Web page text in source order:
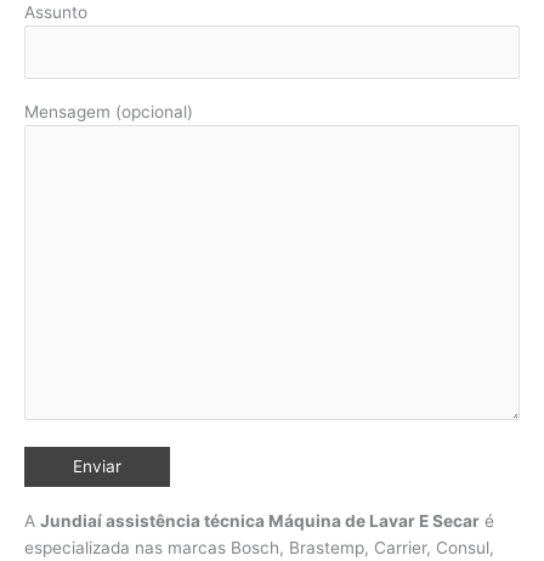
Assunto
Mensagem (opcional)
A Jundiaí assistência técnica Máquina de Lavar E Secar é
especializada nas marcas Bosch, Brastemp, Carrier, Consul,